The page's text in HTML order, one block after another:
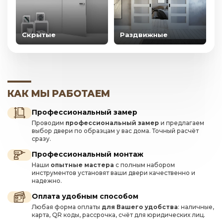
Скрытые Раздвижные
КАК МЫ РАБОТАЕМ
Профессиональный замер
Проводим профессиональный замер и предлагаем
выбор двери по образцам у вас дома. Точный расчёт
сразу.
Профессиональный монтаж
Наши опытные мастера с полным набором
инструментов установят ваши двери качественно и
надежно.
Оплата удобным способом
Любая форма оплаты для Вашего удобства: наличные,
карта, QR коды, рассрочка, счёт для юридических лиц.